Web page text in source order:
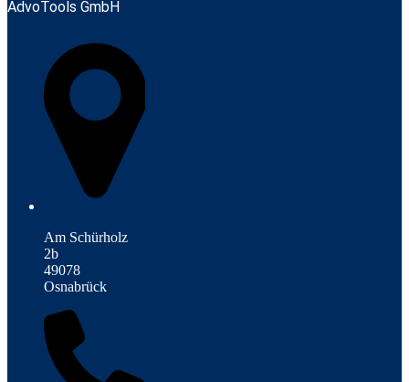
AdvoTools GmbH
Am Schürholz
2b
49078
Osnabrück